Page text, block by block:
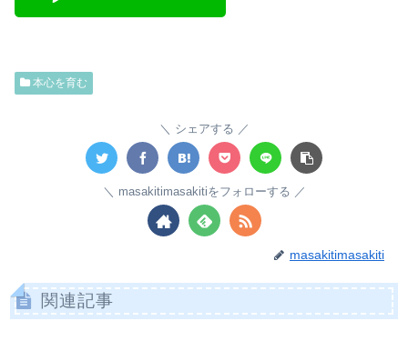
本心を育む
シェアする
masakitimasakitiをフォローする
masakitimasakiti
関連記事